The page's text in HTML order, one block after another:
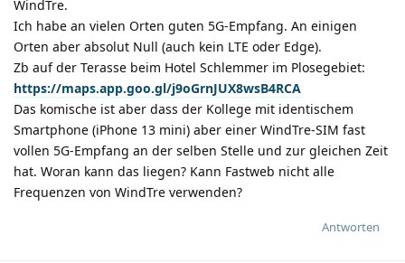
WindTre.
Ich habe an vielen Orten guten 5G-Empfang. An einigen
Orten aber absolut Null (auch kein LTE oder Edge).
Zb auf der Terasse beim Hotel Schlemmer im Plosegebiet:
https://maps.app.goo.gl/j9oGrnJUX8wsB4RCA
Das komische ist aber dass der Kollege mit identischem
Smartphone (iPhone 13 mini) aber einer WindTre-SIM fast
vollen 5G-Empfang an der selben Stelle und zur gleichen Zeit
hat. Woran kann das liegen? Kann Fastweb nicht alle
Frequenzen von WindTre verwenden?
Antworten